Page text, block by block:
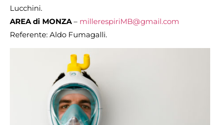
Lucchini.
AREA di MONZA– millerespiriMB@gmail.com
Referente: Aldo Fumagalli.